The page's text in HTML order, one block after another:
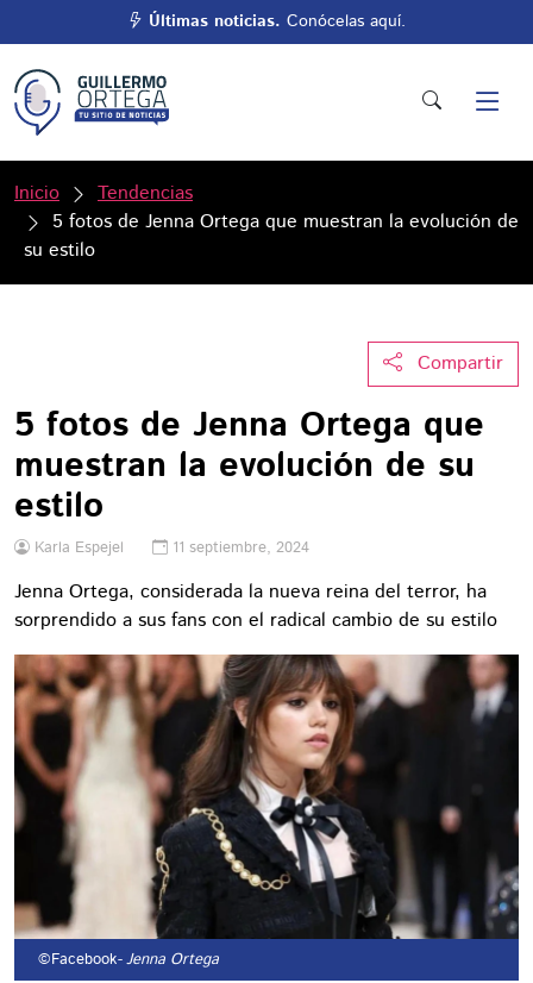
Últimas noticias. Conócelas aquí.
Inicio
Tendencias
5 fotos de Jenna Ortega que muestran la evolución de
su estilo
Compartir
5 fotos de Jenna Ortega que
muestran la evolución de su
estilo
Karla Espejel 11 septiembre, 2024
Jenna Ortega, considerada la nueva reina del terror, ha
sorprendido a sus fans con el radical cambio de su estilo
©Facebook- Jenna Ortega